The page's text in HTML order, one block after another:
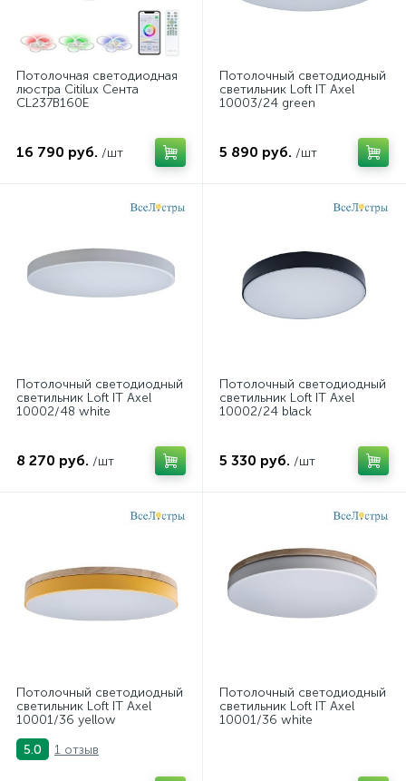
Потолочная светодиодная
люстра Citilux Сента
CL237B160E
16 790 руб. /шт
Потолочный светодиодный
светильник Loft IT Axel
10003/24 green
5 890 руб. /шт
Потолочный светодиодный
светильник Loft IT Axel
10002/48 white
8 270 руб. /шт
Потолочный светодиодный
светильник Loft IT Axel
10002/24 black
5 330 руб. /шт
Потолочный светодиодный
светильник Loft IT Axel
10001/36 yellow
5.0
1 отзыв
Потолочный светодиодный
светильник Loft IT Axel
10001/36 white